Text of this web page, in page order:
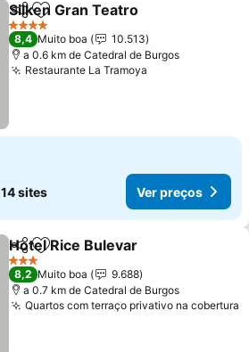
PartilharAdicionar aos favoritos
Silken Gran Teatro
4 Estrelas
8,4 Muito boa
10.513
a 0.6 km de Catedral de Burgos
Restaurante La Tramoya
14 sites Ver preços
PartilharAdicionar aos favoritos
Hotel Rice Bulevar
3 Estrelas
8,2 Muito boa
9.688
a 0.7 km de Catedral de Burgos
Quartos com terraço privativo na cobertura